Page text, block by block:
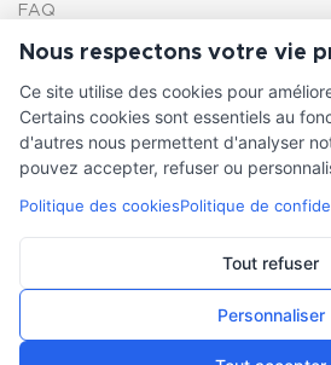
FAQ
Lexique
Comment choisir ma pompe
INFORMATIONS LÉGALES
Mentions légales
Nous respectons votre vie
Ce site utilise des cookies pour
Certains cookies sont essentiels au
d'autres nous permettent d'analyser
pouvez accepter, refuser ou
Politique des cookiesPolitique de
Tout refuser
Personnaliser